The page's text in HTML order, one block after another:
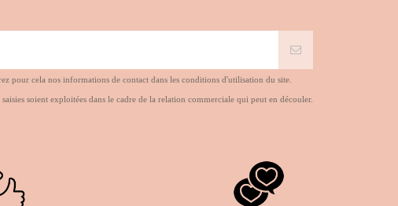
pour cela nos informations de contact dans les conditions d'utilisation du site.
soient exploitées dans le cadre de la relation commerciale qui peut en découler.